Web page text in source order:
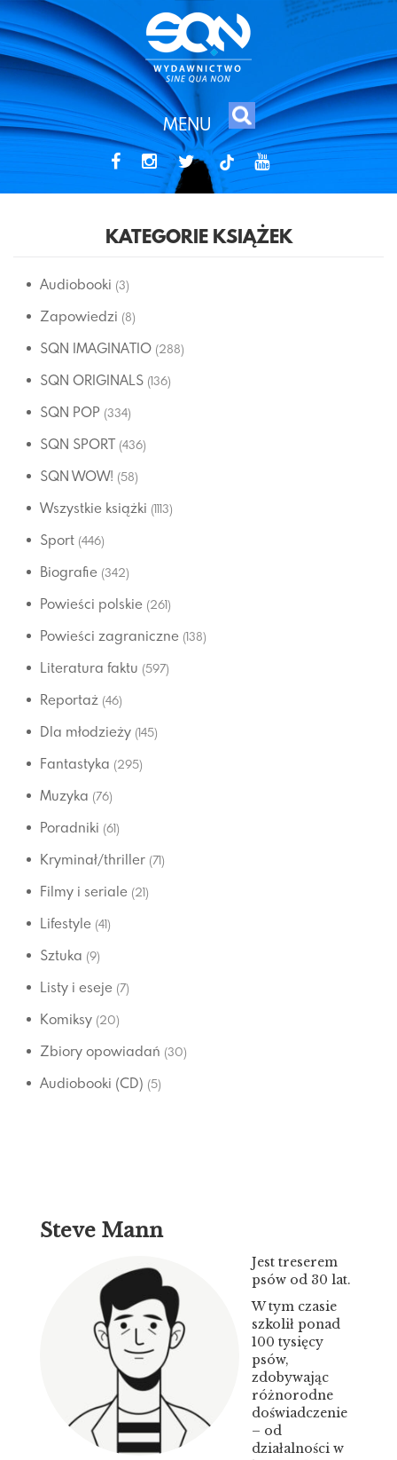
MENU
tiktok
KATEGORIE KSIĄŻEK
Audiobooki (3)
Zapowiedzi (8)
SQN IMAGINATIO (288)
SQN ORIGINALS (136)
SQN POP (334)
SQN SPORT (436)
SQN WOW! (58)
Wszystkie książki (1113)
Sport (446)
Biografie (342)
Powieści polskie (261)
Powieści zagraniczne (138)
Literatura faktu (597)
Reportaż (46)
Dla młodzieży (145)
Fantastyka (295)
Muzyka (76)
Poradniki (61)
Kryminał/thriller (71)
Filmy i seriale (21)
Lifestyle (41)
Sztuka (9)
Listy i eseje (7)
Komiksy (20)
Zbiory opowiadań (30)
Audiobooki (CD) (5)
Steve Mann
Jest treserem
psów od 30 lat.
W tym czasie
szkolił ponad
100 tysięcy
psów,
zdobywając
różnorodne
doświadczenie
– od
działalności w